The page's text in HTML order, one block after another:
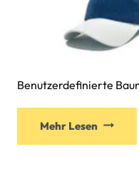
Benutzerdefinierte
Mehr Lesen